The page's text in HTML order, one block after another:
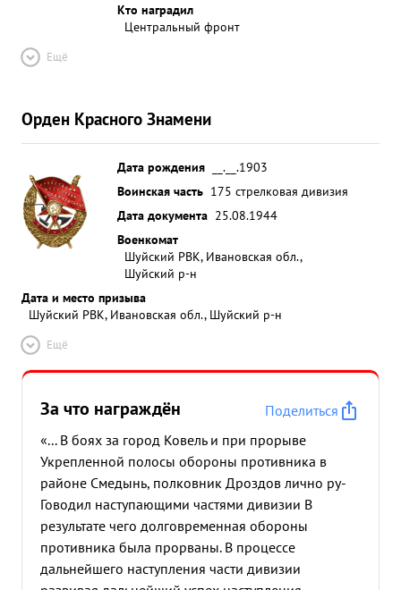
Кто наградил
Центральный фронт
Ещё
Орден Красного Знамени
Дата рождения
__.__.1903
Воинская часть 175 стрелковая дивизия
Дата документа 25.08.1944
Военкомат
Шуйский РВК, Ивановская обл.,
Шуйский р-н
Дата и место призыва
Шуйский РВК, Ивановская обл., Шуйский р-н
Ещё
За что награждён
Поделиться
«... В боях за город Ковель и при прорыве
Укрепленной полосы обороны противника в
районе Смедынь, полковник Дроздов лично ру-
Говодил наступающими частями дивизии В
результате чего долговременная обороны
противника была прорваны. В процессе
дальнейшего наступления части дивизии